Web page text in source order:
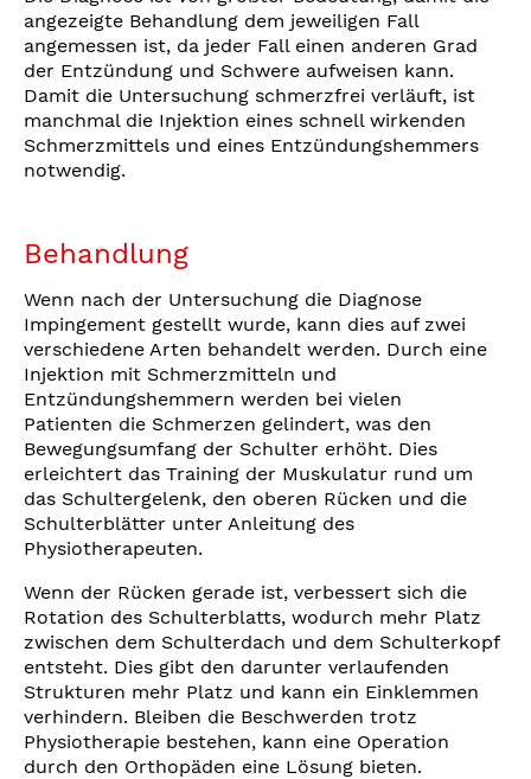
angezeigte Behandlung dem jeweiligen Fall
angemessen ist, da jeder Fall einen anderen Grad
der Entzündung und Schwere aufweisen kann.
Damit die Untersuchung schmerzfrei verläuft, ist
manchmal die Injektion eines schnell wirkenden
Schmerzmittels und eines Entzündungshemmers
notwendig.
Behandlung
Wenn nach der Untersuchung die Diagnose
Impingement gestellt wurde, kann dies auf zwei
verschiedene Arten behandelt werden. Durch eine
Injektion mit Schmerzmitteln und
Entzündungshemmern werden bei vielen
Patienten die Schmerzen gelindert, was den
Bewegungsumfang der Schulter erhöht. Dies
erleichtert das Training der Muskulatur rund um
das Schultergelenk, den oberen Rücken und die
Schulterblätter unter Anleitung des
Physiotherapeuten.
Wenn der Rücken gerade ist, verbessert sich die
Rotation des Schulterblatts, wodurch mehr Platz
zwischen dem Schulterdach und dem Schulterkopf
entsteht. Dies gibt den darunter verlaufenden
Strukturen mehr Platz und kann ein Einklemmen
verhindern. Bleiben die Beschwerden trotz
Physiotherapie bestehen, kann eine Operation
durch den Orthopäden eine Lösung bieten.